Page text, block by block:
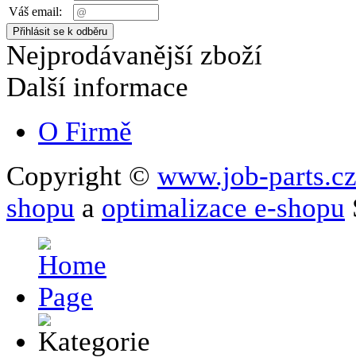
Váš email:
Nejprodávanější zboží
Další informace
O Firmě
Copyright © www.job-parts.cz
shopu a optimalizace e-shopu